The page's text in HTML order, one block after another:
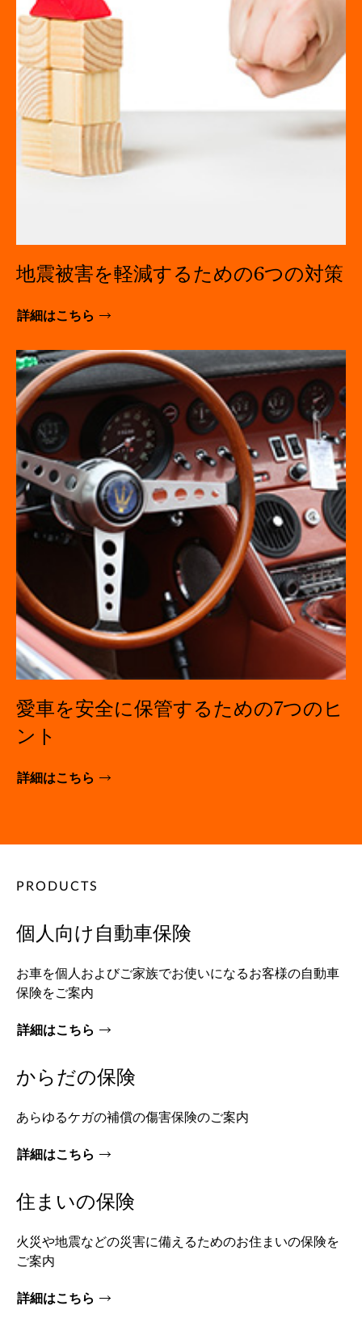
地震被害を軽減するための6つの対策
詳細はこちら
愛車を安全に保管するための7つのヒ
ント
詳細はこちら
PRODUCTS
個人向け自動車保険
お車を個人およびご家族でお使いになるお客様の自動車
保険をご案内
詳細はこちら
からだの保険
あらゆるケガの補償の傷害保険のご案内
詳細はこちら
住まいの保険
火災や地震などの災害に備えるためのお住まいの保険を
ご案内
詳細はこちら